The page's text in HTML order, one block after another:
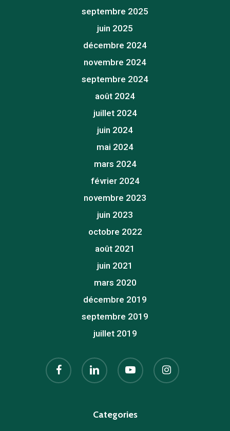
septembre 2025
juin 2025
décembre 2024
novembre 2024
septembre 2024
août 2024
juillet 2024
juin 2024
mai 2024
mars 2024
février 2024
novembre 2023
juin 2023
octobre 2022
août 2021
juin 2021
mars 2020
décembre 2019
septembre 2019
juillet 2019
facebook linkedin youtube instagram
Categories